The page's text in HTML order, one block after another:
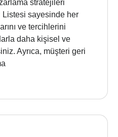
stratejileri
sayesinde her
ve tercihlerini
daha kişisel ve
Ayrıca, müşteri geri